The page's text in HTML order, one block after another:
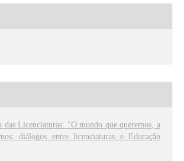
das Licenciaturas: "O mundo que queremos, a
diálogos entre licenciaturas e Educação